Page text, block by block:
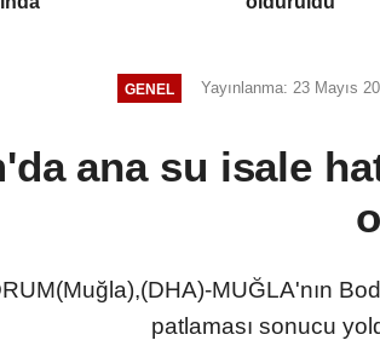
GENEL Yayınlanma: 23 Mayıs
ana su isale
MUĞLA'nın
patlaması sonucu